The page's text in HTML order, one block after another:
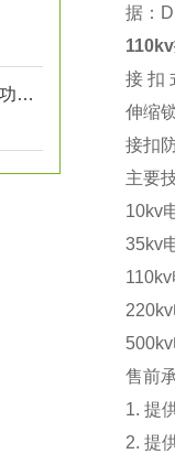
认识电容电感测试仪，从认识它的功能特点开始
据：
接 扣
伸缩
接扣
主要
10kv
35kv
售前
1. 提
2. 提